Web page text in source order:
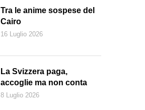
Tra le anime sospese del
Cairo
16 Luglio 2026
La Svizzera paga,
accoglie ma non conta
8 Luglio 2026